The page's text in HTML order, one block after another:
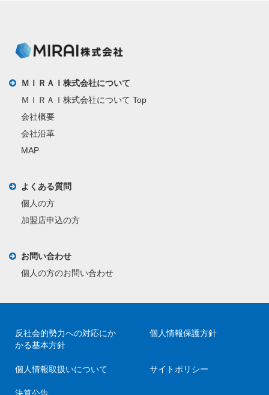
ＭＩＲＡＩ株式会社について
ＭＩＲＡＩ株式会社について Top
会社概要
会社沿革
MAP
よくある質問
個人の方
加盟店申込の方
お問い合わせ
個人の方のお問い合わせ
反社会的勢力への対応にか
かる基本方針
個人情報保護方針
個人情報取扱いについて サイトポリシー
決算公告